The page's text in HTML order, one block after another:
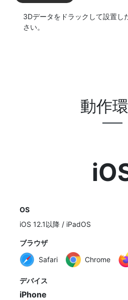
3Dデータをドラックして設置し
さい。
動作
OS
iOS 12.1以降 / iPadOS
ブラウザ
Safari
Chrome
デバイス
iPhone